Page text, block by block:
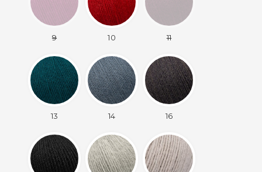
9 10 11
13 14 16